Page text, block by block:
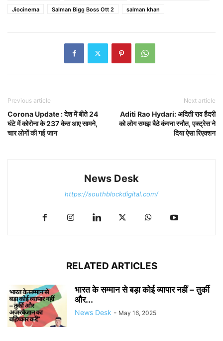
Jiocinema
Salman Bigg Boss Ott 2 salman khan
Previous article
Corona Update : देश में बीते 24
घंटे में कोरोना के 237 केस आए सामने,
चार लोगों की गई जान
Next article
Aditi Rao Hydari: अदिती राव हैदरी
को लोग समझ बैठे कंगना रनौत, एक्ट्रेस ने
दिया ऐसा रिएक्शन
News Desk
https://southblockdigital.com/
RELATED ARTICLES
भारत के सम्मान से बड़ा कोई व्यापार नहीं – तुर्की
और...
News Desk - May 16, 2025